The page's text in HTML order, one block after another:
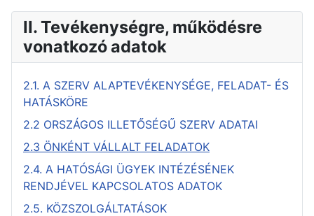
II. Tevékenységre, működésre
vonatkozó adatok
2.1. A SZERV ALAPTEVÉKENYSÉGE, FELADAT- ÉS
HATÁSKÖRE
2.2 ORSZÁGOS ILLETŐSÉGŰ SZERV ADATAI
2.3 ÖNKÉNT VÁLLALT FELADATOK
2.4. A HATÓSÁGI ÜGYEK INTÉZÉSÉNEK
RENDJÉVEL KAPCSOLATOS ADATOK
2.5. KÖZSZOLGÁLTATÁSOK